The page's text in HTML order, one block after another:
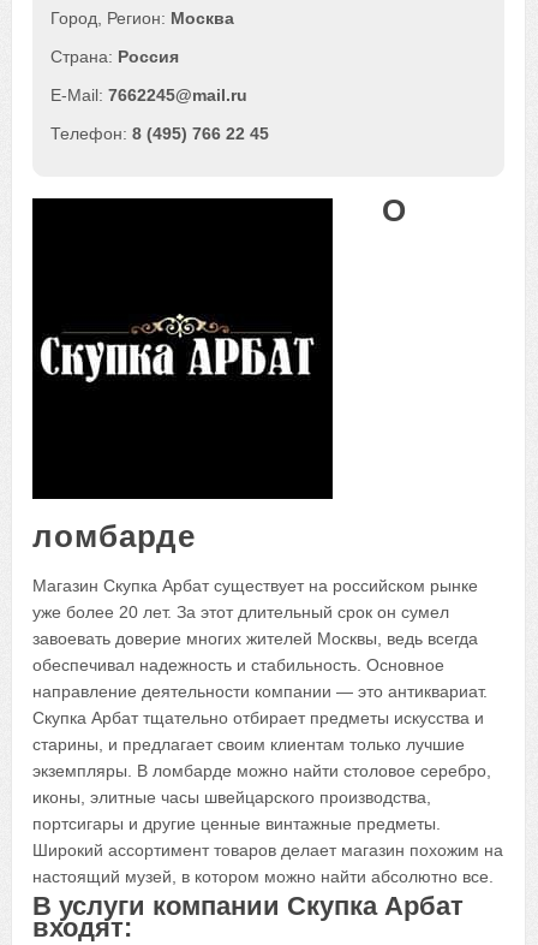
Москва
Россия
7662245@mail.ru
8 (495) 766 22 45
О
ломбарде
Магазин Скупка Арбат существует на российском рынке
уже более 20 лет. За этот длительный срок он сумел
завоевать доверие многих жителей Москвы, ведь всегда
обеспечивал надежность и стабильность. Основное
направление деятельности компании — это антиквариат.
Скупка Арбат тщательно отбирает предметы искусства и
старины, и предлагает своим клиентам только лучшие
экземпляры. В ломбарде можно найти столовое серебро,
иконы, элитные часы швейцарского производства,
портсигары и другие ценные винтажные предметы.
Широкий ассортимент товаров делает магазин похожим на
настоящий музей, в котором можно найти абсолютно все.
В услуги компании Скупка Арбат
входят: